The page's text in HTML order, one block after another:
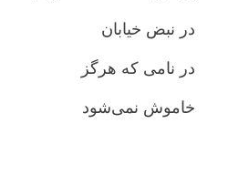
در نبض خیابان
در نامی که هرگز
خاموش نمی‌شود